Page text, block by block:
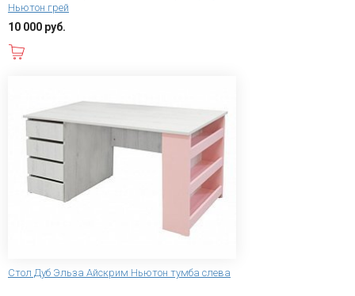
Ньютон грей
10 000 руб.
Стол Дуб Эльза Айскрим Ньютон тумба слева